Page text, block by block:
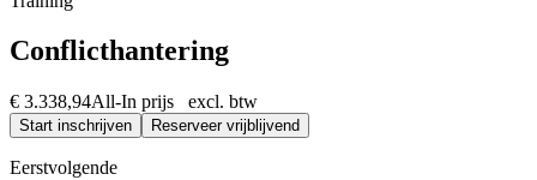
Conflicthantering
€ 3.338,94All-In prijs excl. btw
Start inschrijven Reserveer vrijblijvend
Eerstvolgende